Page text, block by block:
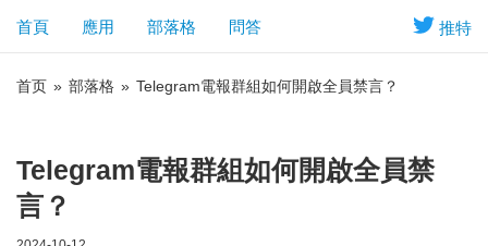
推特
首頁 應用 部落格 問答
首页 » 部落格 » Telegram電報群組如何開啟全員禁言？
Telegram電報群組如何開啟全員禁
言？